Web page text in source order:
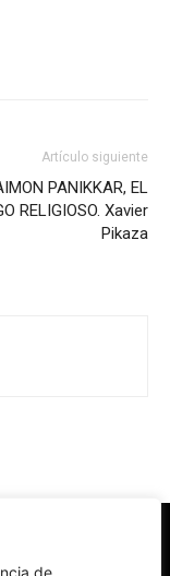
de
Artículo siguiente
PANIKKAR, EL
RELIGIOSO. Xavier
Pikaza